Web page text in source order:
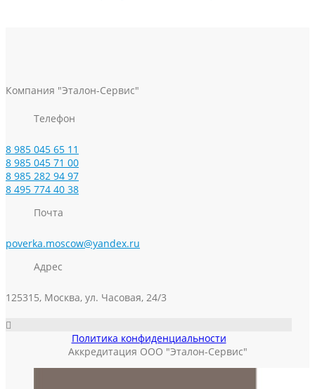
Компания "Эталон-Сервис"
Телефон
8 985 045 65 11
8 985 045 71 00
8 985 282 94 97
8 495 774 40 38
Почта
poverka.moscow@yandex.ru
Адрес
125315, Москва, ул. Часовая, 24/3
Политика конфиденциальности
Аккредитация ООО "Эталон-Сервис"